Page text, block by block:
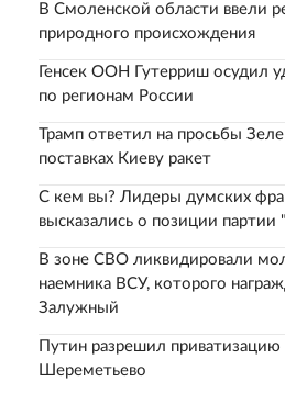
В Смоленской области ввели
природного происхождения
Генсек ООН Гутерриш осудил
по регионам России
Трамп ответил на просьбы
поставках Киеву ракет
С кем вы? Лидеры думских
высказались о позиции
В зоне СВО ликвидировали
наемника ВСУ, которого
Залужный
Путин разрешил приватизацию
Шереметьево